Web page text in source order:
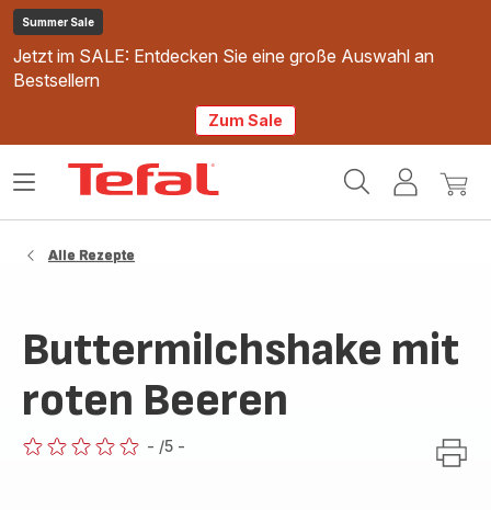
Summer Sale
Jetzt im SALE: Entdecken Sie eine große Auswahl an
Bestsellern
Zum Sale
Mein
Mein
Das
Alle Rezepte
Buttermilchshake mit
roten Beeren
- /5 -